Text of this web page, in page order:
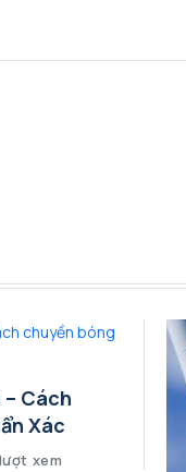
Cách
Xác
xem